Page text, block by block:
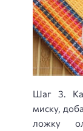
Шаг 3.
миску,
ложку